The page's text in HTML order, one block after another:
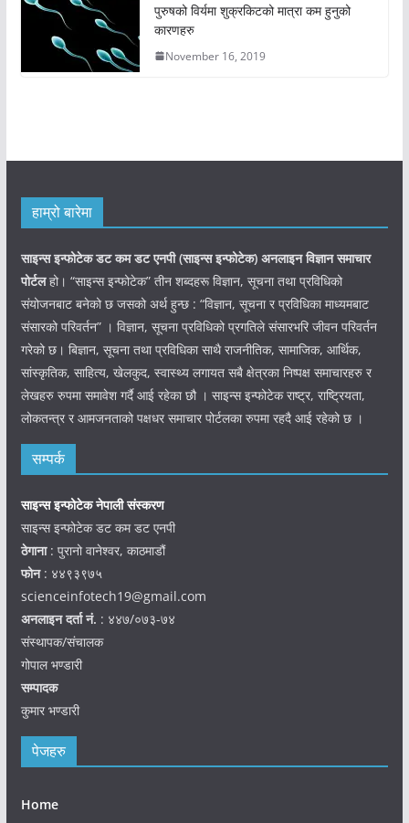
पुरुषको विर्यमा शुक्रकिटको मात्रा कम हुनुको
कारणहरु
November 16, 2019
हाम्रो बारेमा
साइन्स इन्फोटेक डट कम डट एनपी (साइन्सइन्फोटेक) अनलाइन विज्ञान समाचार
पोर्टलहो। “साइन्स इन्फोटेक” तीन शब्दहरू विज्ञान, सूचना तथा प्रविधिको
संयोजनबाट बनेको छ जसको अर्थ हुन्छ : “विज्ञान, सूचना र प्रविधिका माध्यमबाट
संसारको परिवर्तन” । विज्ञान, सूचना प्रविधिको प्रगतिले संसारभरि जीवन परिवर्तन
गरेको छ। बिज्ञान, सूचना तथा प्रविधिका साथै राजनीतिक, सामाजिक, आर्थिक,
सांस्कृतिक, साहित्य, खेलकुद, स्वास्थ्य लगायत सबै क्षेत्रका निष्पक्ष समाचारहरु र
लेखहरु रुपमा समावेश गर्दै आई रहेका छौ । साइन्स इन्फोटेक राष्ट्र, राष्ट्रियता,
लोकतन्त्र र आमजनताको पक्षधर समाचार पोर्टलका रुपमा रहदै आई रहेको छ ।
सम्पर्क
साइन्स इन्फोटेक नेपाली संस्करण
साइन्स इन्फोटेक डट कम डट एनपी
ठेगाना: पुरानो वानेश्वर, काठमाडौं
फोन: ४४९३९७५
scienceinfotech19@gmail.com
अनलाइन दर्ता नं. : ४४७/०७३-७४
संस्थापक/संचालक
गोपाल भण्डारी
सम्पादक
कुमार भण्डारी
पेजहरु
Home